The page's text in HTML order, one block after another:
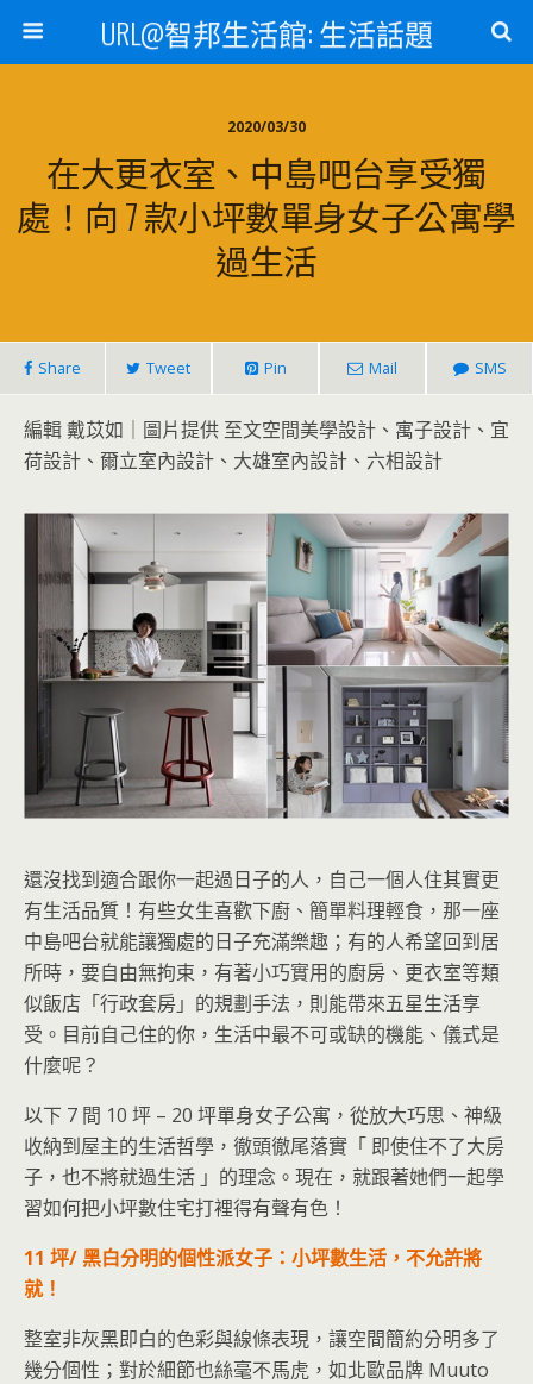
URL@智邦生活館: 生活話題
2020/03/30
在大更衣室、中島吧台享受獨
處！向 7 款小坪數單身女子公寓學
過生活
Share Tweet Pin Mail SMS
編輯 戴苡如｜圖片提供 至文空間美學設計、寓子設計、宜
荷設計、爾立室內設計、大雄室內設計、六相設計
還沒找到適合跟你一起過日子的人，自己一個人住其實更
有生活品質！有些女生喜歡下廚、簡單料理輕食，那一座
中島吧台就能讓獨處的日子充滿樂趣；有的人希望回到居
所時，要自由無拘束，有著小巧實用的廚房、更衣室等類
似飯店「行政套房」的規劃手法，則能帶來五星生活享
受。目前自己住的你，生活中最不可或缺的機能、儀式是
什麼呢？
以下 7 間 10 坪 – 20 坪單身女子公寓，從放大巧思、神級
收納到屋主的生活哲學，徹頭徹尾落實「 即使住不了大房
子，也不將就過生活 」的理念。現在，就跟著她們一起學
習如何把小坪數住宅打裡得有聲有色！
11 坪/ 黑白分明的個性派女子：小坪數生活，不允許將
就！
整室非灰黑即白的色彩與線條表現，讓空間簡約分明多了
幾分個性；對於細節也絲毫不馬虎，如北歐品牌 Muuto